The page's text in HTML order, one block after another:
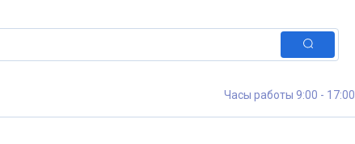
Часы работы 9:00 - 17:00